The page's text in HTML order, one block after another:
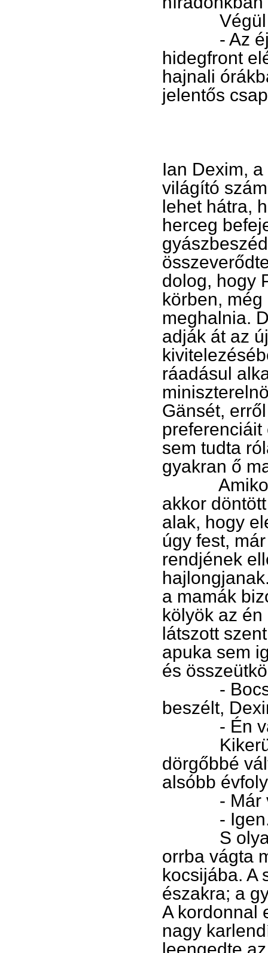
Végül
- Az
hidegfront
hajnali
jelentős
Ian Dexim,
világító
lehet hátra,
herceg
dolog, hogy
körben,
meghalnia.
adják át az
ráadásul
Gänsét,
sem tudta
gyakran ő
Amikor
akkor
alak, hogy
úgy fest,
rendjének
a mamák
kölyök az
látszott
apuka sem
és
-
beszélt,
- Én
Kikerülte
dörgőbbé
alsóbb
- Már
- Igen.
S olyan
orrba vágta
kocsijába. A
északra; a
A kordonnal
nagy